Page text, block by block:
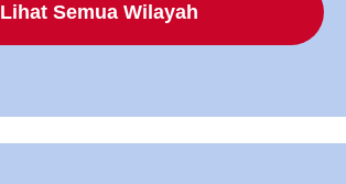
Lihat Semua Wilayah